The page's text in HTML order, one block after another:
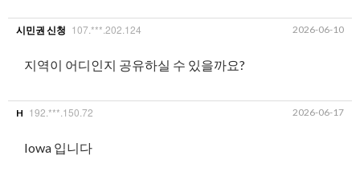
시민권 신청 107.***.202.124 2026-06-10
지역이 어디인지 공유하실 수 있을까요?
H 192.***.150.72 2026-06-17
Iowa 입니다